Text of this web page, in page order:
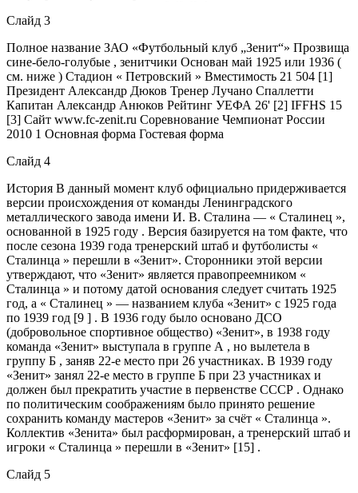
Слайд 3
Полное название ЗАО «Футбольный клуб „Зенит“» Прозвища
сине-бело-голубые , зенитчики Основан май 1925 или 1936 (
см. ниже ) Стадион « Петровский » Вместимость 21 504 [1]
Президент Александр Дюков Тренер Лучано Спаллетти
Капитан Александр Анюков Рейтинг УЕФА 26' [2] IFFHS 15
[3] Сайт www.fc-zenit.ru Соревнование Чемпионат России
2010 1 Основная форма Гостевая форма
Слайд 4
История В данный момент клуб официально придерживается
версии происхождения от команды Ленинградского
металлического завода имени И. В. Сталина — « Сталинец »,
основанной в 1925 году . Версия базируется на том факте, что
после сезона 1939 года тренерский штаб и футболисты «
Сталинца » перешли в «Зенит». Сторонники этой версии
утверждают, что «Зенит» является правопреемником «
Сталинца » и потому датой основания следует считать 1925
год, а « Сталинец » — названием клуба «Зенит» с 1925 года
по 1939 год [9 ] . В 1936 году было основано ДСО
(добровольное спортивное общество) «Зенит», в 1938 году
команда «Зенит» выступала в группе А , но вылетела в
группу Б , заняв 22-е место при 26 участниках. В 1939 году
«Зенит» занял 22-е место в группе Б при 23 участниках и
должен был прекратить участие в первенстве СССР . Однако
по политическим соображениям было принято решение
сохранить команду мастеров «Зенит» за счёт « Сталинца ».
Коллектив «Зенита» был расформирован, а тренерский штаб и
игроки « Сталинца » перешли в «Зенит» [15] .
Слайд 5